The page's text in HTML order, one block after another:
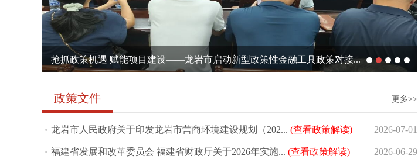
抢抓政策机遇 赋能项目建设——龙岩市启动新型政策性金融工具政策对接...
政策文件 更多>>
龙岩市人民政府关于印发龙岩市营商环境建设规划（202... (查看政策解读) 2026-07-01
福建省发展和改革委员会 福建省财政厅关于2026年实施... (查看政策解读) 2026-06-29